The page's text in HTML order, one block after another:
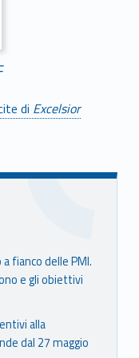
di Excelsior
fianco delle PMI.
e gli obiettivi
alla
dal 27 maggio